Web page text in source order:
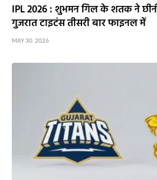
IPL 2026 : शुभमन गिल के शतक ने
गुजरात टाइटंस तीसरी बार फाइनल में
MAY 30, 2026